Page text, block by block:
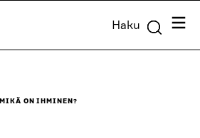
Haku
MIKÄ ON IHMINEN?